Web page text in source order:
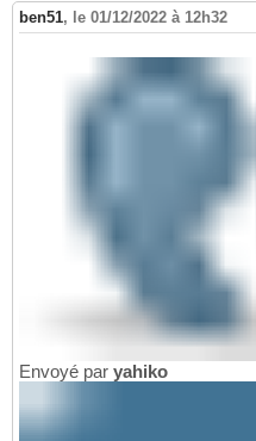
ben51, le 01/12/2022 à 12h32
Envoyé par yahiko